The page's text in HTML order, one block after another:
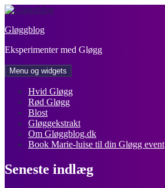
Hop
indhold
Gløggblog
Eksperimenter med Gløgg
Menu og widgets
Hvid Gløgg
Rød Gløgg
Blost
Gløggekstrakt
Om Gløggblog.dk
Book Marie-luise til din Gløgg event
Seneste indlæg